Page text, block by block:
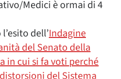
Medici è ormai di 4
dell’Indagine
del Senato della
in cui si fa voti perché
del Sistema